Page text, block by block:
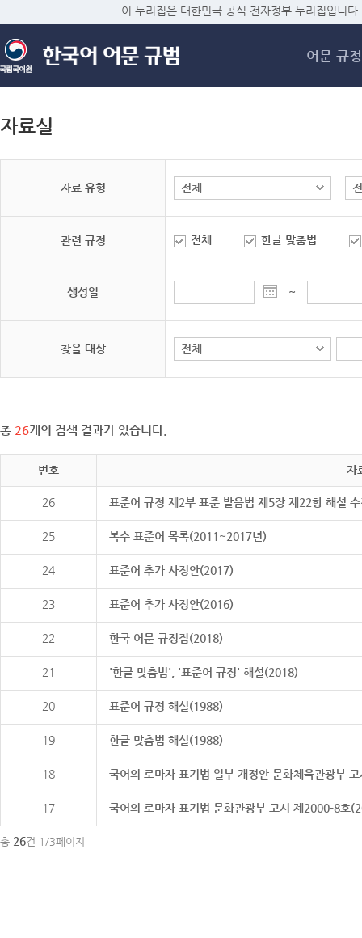
메
이 누리집은 대한민국 공식 전자정부 누리집입니다.
어문 규정
자료실
자료 유형
관련 규정 전체 한글 맞춤법
생성일 ~
찾을 대상
총 26개의 검색 결과가 있습니다.
번호 자
26 표준어 규정 제2부 표준 발음법 제5장 제22항 해설
25 복수 표준어 목록(2011~2017년)
24 표준어 추가 사정안(2017)
23 표준어 추가 사정안(2016)
22 한국 어문 규정집(2018)
21 '한글 맞춤법', '표준어 규정' 해설(2018)
20 표준어 규정 해설(1988)
19 한글 맞춤법 해설(1988)
18 국어의 로마자 표기법 일부 개정안 문화체육관광부
17 국어의 로마자 표기법 문화관광부 고시 제2000-8호
총 26건 1/3페이지